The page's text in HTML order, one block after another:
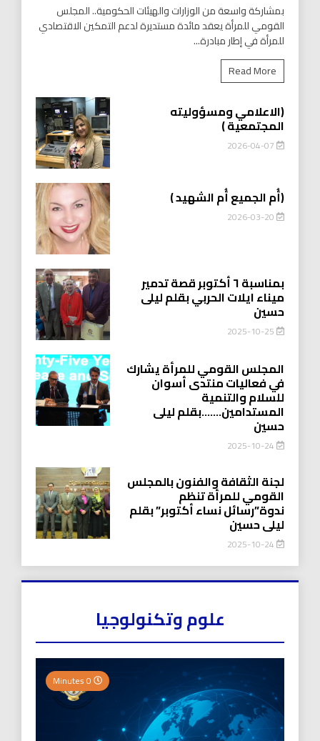
بمشاركة واسعة من الوزارات والهيئات الحكومية.. المجلس
القومي للمرأة يعقد مائدة مستديرة لدعم التمكين الاقتصادي
للمرأة في إطار مبادرة...
Read More
(الاعلامي ومسؤوليته
المجتمعية )
2026-04-07
(أُم الجميع أُم الشهيد )
2026-03-20
بمناسبة ٦ أكتوبر قصة تدمير
ميناء ايلات الحربي بقلم ليلى
حسين
2025-10-25
المجلس القومي للمرأة يشارك
في فعاليات منتدى أسوان
للسلام والتنمية
المستدامين…….بقلم ليلى
حسين
2025-10-24
لجنة الثقافة والفنون بالمجلس
القومي للمرأة تنظم
ندوة”رسائل نساء أكتوبر” بقلم
ليلى حسين
2025-10-24
علوم وتكنولوجيا